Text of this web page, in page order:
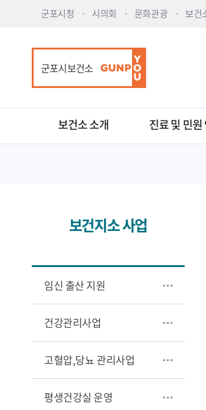
군포시청 시의회 문화관광 보건
군포시보건소
보건소 소개 진료 및 민원
보건지소 사업
임신 출산 지원
건강관리사업
고혈압,당뇨 관리사업
평생건강실 운영